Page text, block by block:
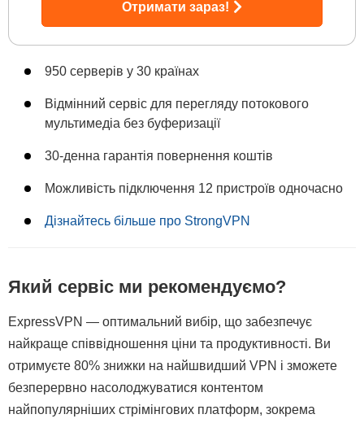
Отримати зараз!
950 серверів у 30 країнах
Відмінний сервіс для перегляду потокового
мультимедіа без буферизації
30-денна гарантія повернення коштів
Можливість підключення 12 пристроїв одночасно
Дізнайтесь більше про StrongVPN
Який сервіс ми рекомендуємо?
ExpressVPN — оптимальний вибір, що забезпечує
найкраще співвідношення ціни та продуктивності. Ви
отримуєте 80% знижки на найшвидший VPN і зможете
безперервно насолоджуватися контентом
найпопулярніших стрімінгових платформ, зокрема